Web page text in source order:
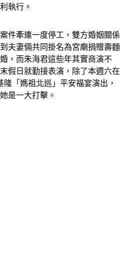
夫妻倆共同掛名為宮廟捐贈壽麵
，而朱海君這些年其實商演不
假日就勤接表演，除了本週六在
隆「媽祖北巡」平安福宴演出，
是一大打擊。